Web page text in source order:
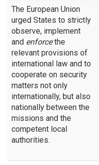
The European Union
urged States to strictly
observe, implement
and enforcethe
relevant provisions of
international law and to
cooperate on security
matters not only
internationally, but also
nationally between the
missions and the
competent local
authorities.